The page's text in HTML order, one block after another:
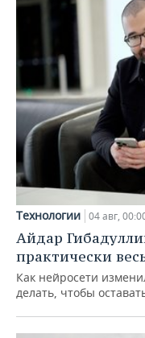
Технологии 04 авг,
Айдар
практически
Как нейросети
делать, чтобы